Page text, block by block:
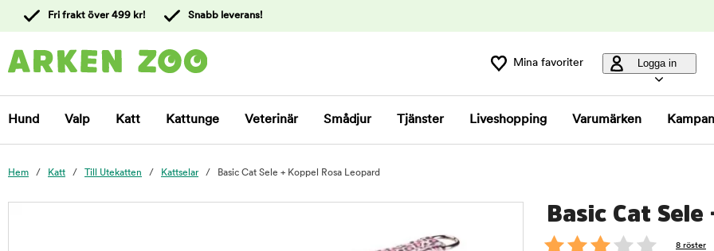
kundtjänst
Fri frakt över 499 kr! Snabb leverans!
Mina favoriter Logga in
Hund Valp Katt Kattunge Veterinär Smådjur Tjänster Liveshopping Varumärken
Hem Katt Till Utekatten Kattselar Basic Cat Sele + Koppel Rosa Leopard
Basic Cat Sele
8 röster